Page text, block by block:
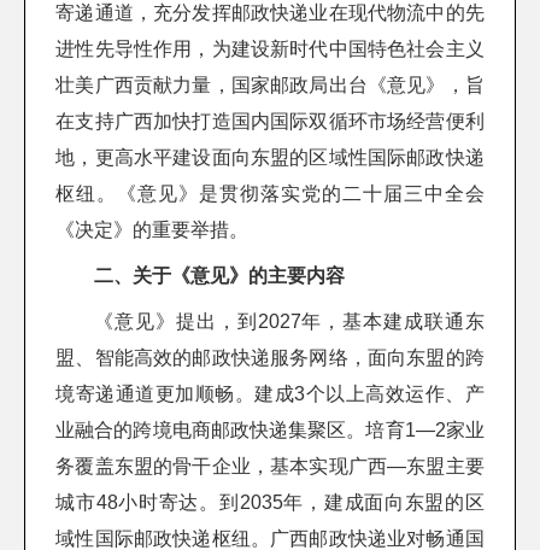
寄递通道，充分发挥邮政快递业在现代物流中的先
进性先导性作用，为建设新时代中国特色社会主义
壮美广西贡献力量，国家邮政局出台《意见》，旨
在支持广西加快打造国内国际双循环市场经营便利
地，更高水平建设面向东盟的区域性国际邮政快递
枢纽。《意见》是贯彻落实党的二十届三中全会
《决定》的重要举措。
二、关于《意见》的主要内容
《意见》提出，到2027年，基本建成联通东
盟、智能高效的邮政快递服务网络，面向东盟的跨
境寄递通道更加顺畅。建成3个以上高效运作、产
业融合的跨境电商邮政快递集聚区。培育1—2家业
务覆盖东盟的骨干企业，基本实现广西—东盟主要
城市48小时寄达。到2035年，建成面向东盟的区
域性国际邮政快递枢纽。广西邮政快递业对畅通国